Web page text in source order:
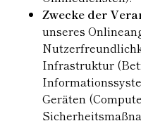
Zwecke der
unseres
Infrastruktur
Geräten